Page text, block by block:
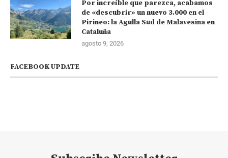
Por increíble que parezca, acabamos
de «descubrir» un nuevo 3.000 en el
Pirineo: la Agulla Sud de Malavesina en
Cataluña
agosto 9, 2026
FACEBOOK UPDATE